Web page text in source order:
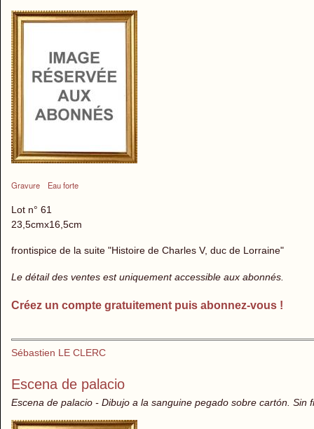
Gravure Eau forte
Lot n° 61
23,5cmx16,5cm
frontispice de la suite "Histoire de Charles V, duc de Lorraine"
Le détail des ventes est uniquement accessible aux abonnés.
Créez un compte gratuitement puis abonnez-vous !
Sébastien LE CLERC
Escena de palacio
Escena de palacio - Dibujo a la sanguine pegado sobre cartón. Sin